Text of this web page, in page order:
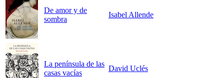
De amor y de
sombra
Isabel Allende
La península de las
casas vacías
David Uclés